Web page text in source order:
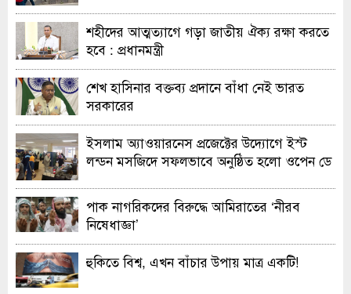
শহীদের আত্মত্যাগে গড়া জাতীয় ঐক্য রক্ষা করতে
হবে : প্রধানমন্ত্রী
শেখ হাসিনার বক্তব্য প্রদানে বাঁধা নেই ভারত
সরকারের
ইসলাম অ্যাওয়ারনেস প্রজেক্টের উদ্যোগে ইস্ট
লন্ডন মসজিদে সফলভাবে অনুষ্ঠিত হলো ওপেন ডে
পাক নাগরিকদের বিরুদ্ধে আমিরাতের ‘নীরব
নিষেধাজ্ঞা’
হুকিতে বিশ্ব, এখন বাঁচার উপায় মাত্র একটি!